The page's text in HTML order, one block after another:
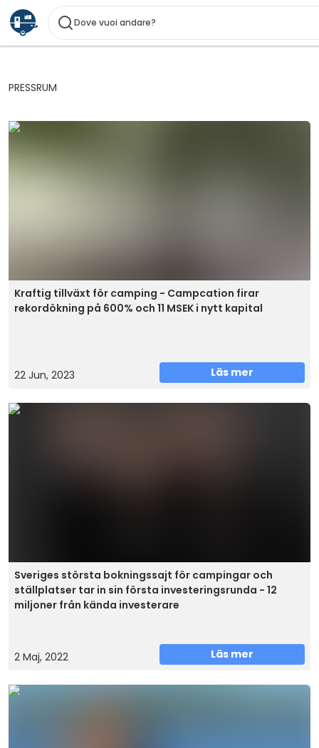
Dove vuoi andare?
PRESSRUM
Kraftig tillväxt för camping - Campcation firar
rekordökning på 600% och 11 MSEK i nytt kapital
22 Jun, 2023 Läs mer
Sveriges största bokningssajt för campingar och
ställplatser tar in sin första investeringsrunda - 12
miljoner från kända investerare
2 Maj, 2022 Läs mer